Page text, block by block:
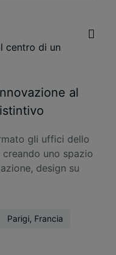
al
gli uffici dello
uno spazio
design su
Parigi, Francia